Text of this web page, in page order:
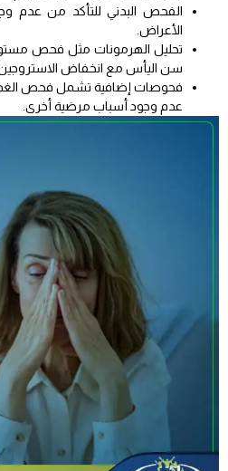
الفحص البدني للتأكد من
الأعراض.
سن اليأس مع انخفاض
فحوصات إضافية تشمل فحص الغدة
عدم وجود أسباب مرضية أخرى.